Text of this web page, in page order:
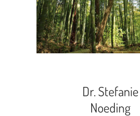
Dr. Stefanie
Noeding